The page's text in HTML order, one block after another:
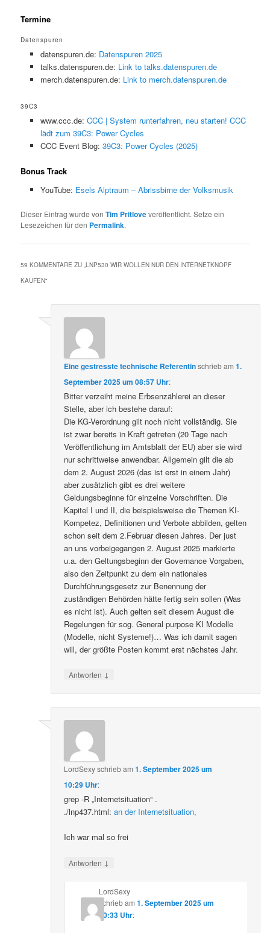
Termine
Datenspuren
datenspuren.de: Datenspuren 2025
talks.datenspuren.de: Link to talks.datenspuren.de
merch.datenspuren.de: Link to merch.datenspuren.de
39C3
www.ccc.de: CCC | System runterfahren, neu starten! CCC
lädt zum 39C3: Power Cycles
CCC Event Blog: 39C3: Power Cycles (2025)
Bonus Track
YouTube: Esels Alptraum – Abrissbirne der Volksmusik
Dieser Eintrag wurde vonTim Pritloveveröffentlicht. Setze ein
Lesezeichen für den Permalink.
59 KOMMENTARE ZU „LNP530 WIR WOLLEN NUR DEN INTERNETKNOPF
KAUFEN“
Eine gestresste technische Referentinschriebam1.
September 2025 um 08:57 Uhr:
Bitter verzeiht meine Erbsenzählerei an dieser
Stelle, aber ich bestehe darauf:
Die KG-Verordnung gilt noch nicht vollständig. Sie
ist zwar bereits in Kraft getreten (20 Tage nach
Veröffentlichung im Amtsblatt der EU) aber sie wird
nur schrittweise anwendbar. Allgemein gilt die ab
dem 2. August 2026 (das ist erst in einem Jahr)
aber zusätzlich gibt es drei weitere
Geldungsbeginne für einzelne Vorschriften. Die
Kapitel I und II, die beispielsweise die Themen KI-
Kompetez, Definitionen und Verbote abbilden, gelten
schon seit dem 2.Februar diesen Jahres. Der just
an uns vorbeigegangen 2. August 2025 markierte
u.a. den Geltungsbeginn der Governance Vorgaben,
also den Zeitpunkt zu dem ein nationales
Durchführungsgesetz zur Benennung der
zuständigen Behörden hätte fertig sein sollen (Was
es nicht ist). Auch gelten seit diesem August die
Regelungen für sog. General purpose KI Modelle
(Modelle, nicht Systeme!)… Was ich damit sagen
will, der größte Posten kommt erst nächstes Jahr.
Antworten ↓
LordSexyschriebam1. September 2025 um
10:29 Uhr:
grep -R „Internetsituation“ .
./lnp437.html:an der Internetsituation,
Ich war mal so frei
Antworten ↓
LordSexy
schriebam 1. September 2025 um
10:33 Uhr: